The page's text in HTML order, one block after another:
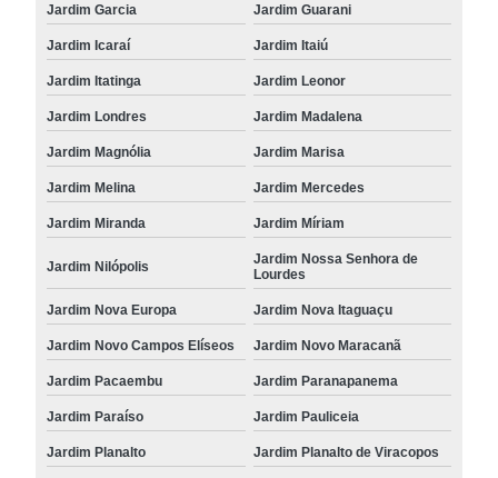
Jardim Garcia Jardim Guarani
Jardim Icaraí Jardim Itaiú
Jardim Itatinga Jardim Leonor
Jardim Londres Jardim Madalena
Jardim Magnólia Jardim Marisa
Jardim Melina Jardim Mercedes
Jardim Miranda Jardim Míriam
Jardim Nilópolis
Jardim Nossa Senhora de
Lourdes
Jardim Nova Europa Jardim Nova Itaguaçu
Jardim Novo Campos Elíseos Jardim Novo Maracanã
Jardim Pacaembu Jardim Paranapanema
Jardim Paraíso Jardim Pauliceia
Jardim Planalto Jardim Planalto de Viracopos